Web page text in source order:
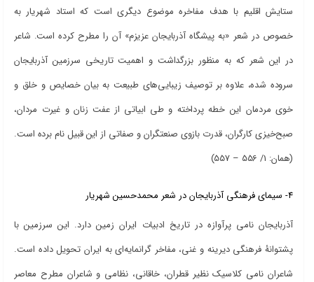
ستایش اقلیم با هدف مفاخره موضوع دیگری است که استاد شهریار به
خصوص در شعر «به پیشگاه آذربایجان عزیزم» آن را مطرح کرده است. شاعر
در این شعر که به منظور بزرگداشت و اهمیت تاریخی سرزمین آذربایجان
سروده شده، علاوه بر توصیف زیبایی‌های طبیعت به بیان خصایص و خلق و
خوی مردمان این خطه پرداخته و طی ابیاتی از عفت زنان و غیرت مردان،
صبح‌خیزی کارگران، قدرت بازوی صنعتگران و صفاتی از این قبیل نام برده است.
(همان: 1/ 556 – 557)
4- سیمای فرهنگی آذربایجان در شعر محمدحسین شهریار
آذربایجان نامی پرآوازه در تاریخ ادبیات ایران زمین دارد. این سرزمین با
پشتوانۀ فرهنگی دیرینه و غنی، مفاخر گرانمایه‌ای به ایران تحویل داده است.
شاعران نامی کلاسیک نظیر قطران، خاقانی، نظامی و شاعران مطرح معاصر